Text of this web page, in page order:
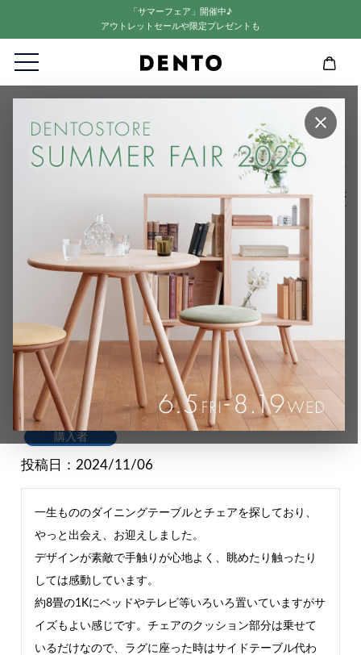
「サマーフェア」開催中♪
アウトレットセールや限定プレゼントも
×
ヤマユリさんのレビュー
1件中 1-1 件表示
COCCO | Dining Table 70 (ダイニングテーブル)
購入者
投稿日 2024/11/06
一生もののダイニングテーブルとチェアを探しており、
やっと出会え、お迎えしました。
デザインが素敵で手触りが心地よく、眺めたり触ったり
しては感動しています。
約8畳の1Kにベッドやテレビ等いろいろ置いていますがサ
イズもよい感じです。チェアのクッション部分は乗せて
いるだけなので、ラグに座った時はサイドテーブル代わ